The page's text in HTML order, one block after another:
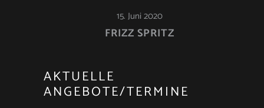
15. Juni 2020
FRIZZ SPRITZ
AKTUELLE
ANGEBOTE/TERMINE